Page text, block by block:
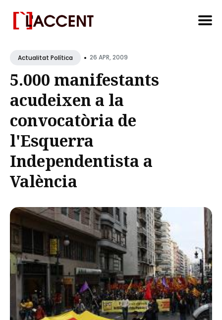
forActualitat Política • 26 APR, 2009
5.000 manifestants
acudeixen a la
convocatòria de
l'Esquerra
Independentista a
València